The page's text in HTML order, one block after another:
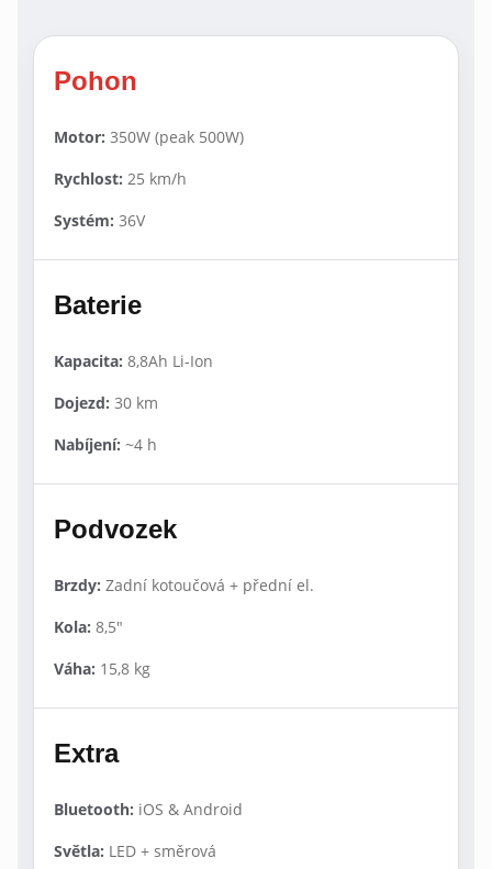
Pohon
Motor: 350W (peak 500W)
Rychlost: 25 km/h
Systém: 36V
Baterie
Kapacita: 8,8Ah Li-Ion
Dojezd: 30 km
Nabíjení: ~4 h
Podvozek
Brzdy: Zadní kotoučová + přední el.
Kola: 8,5"
Váha: 15,8 kg
Extra
Bluetooth: iOS & Android
Světla: LED + směrová